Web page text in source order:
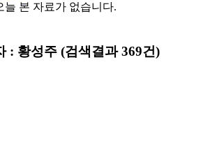
늘 본 자료가 없습니다.
: 황성주 (검색결과 369건)